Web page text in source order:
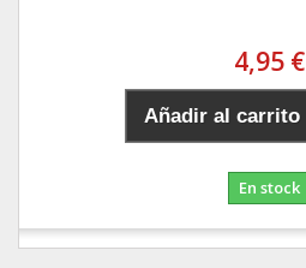
4,95 €
Añadir al carrito
En stock